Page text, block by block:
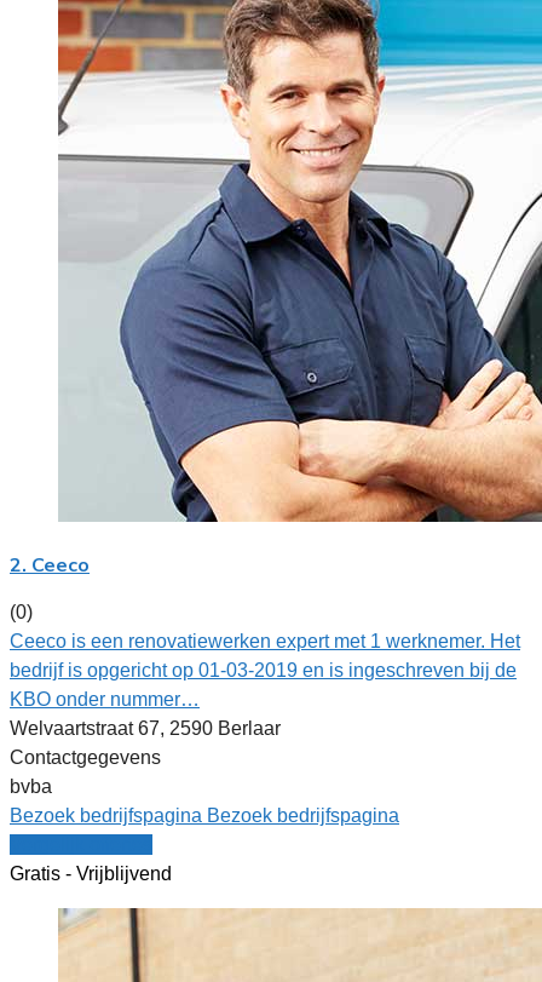
2. Ceeco
(0)
Ceeco is een renovatiewerken expert met 1 werknemer. Het
bedrijf is opgericht op 01-03-2019 en is ingeschreven bij de
KBO onder nummer…
Welvaartstraat 67, 2590 Berlaar
Contactgegevens
bvba
Bezoek bedrijfspagina Bezoek bedrijfspagina
Gratis - Vrijblijvend